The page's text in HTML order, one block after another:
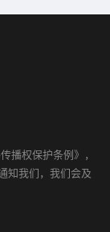
播权保护条例》，
知我们，我们会及